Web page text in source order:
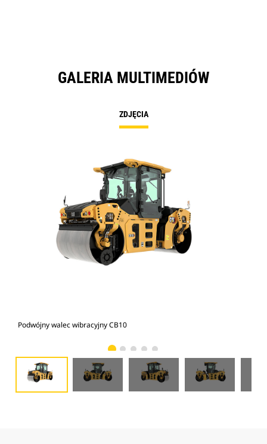
GALERIA MULTIMEDIÓW
ZDJĘCIA
Podwójny walec wibracyjny CB10